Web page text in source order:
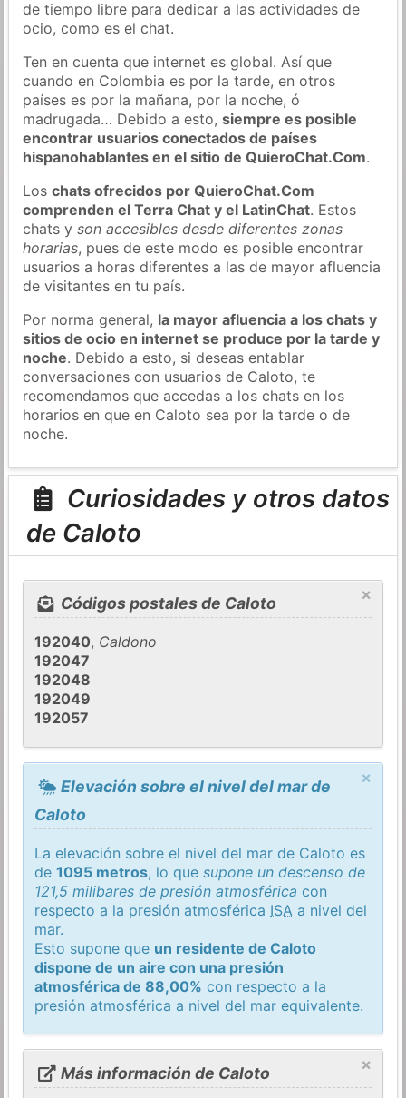
de tiempo libre para dedicar a las actividades de
ocio, como es el chat.
Ten en cuenta que internet es global. Así que
cuando en Colombia es por la tarde, en otros
países es por la mañana, por la noche, ó
madrugada… Debido a esto,siempre es posible
encontrar usuarios conectados de países
hispanohablantes en el sitio de QuieroChat.Com.
Loschats ofrecidos por QuieroChat.Com
comprenden el Terra Chat y el LatinChat. Estos
chats yson accesibles desde diferentes zonas
horarias, pues de este modo es posible encontrar
usuarios a horas diferentes a las de mayor afluencia
de visitantes en tu país.
Por norma general, la mayor afluencia a los chats y
sitios de ocio en internet se produce por la tarde y
noche. Debido a esto, si deseas entablar
conversaciones con usuarios de Caloto, te
recomendamos que accedas a los chats en los
horarios en que en Caloto sea por la tarde o de
noche.
Curiosidades y otros datos
de Caloto
×
Códigos postales de Caloto
192040, Caldono
192047
192048
192049
192057
×
Elevación sobre el nivel del mar de
Caloto
La elevación sobre el nivel del mar de Caloto es
de1095 metros, lo quesupone un descenso de
121,5 milibares de presión atmosférica con
respecto a la presión atmosférica ISA a nivel del
mar.
Esto supone que un residente de Caloto
dispone de un aire con una presión
atmosférica de 88,00% con respecto a la
presión atmosférica a nivel del mar equivalente.
×
Más información de Caloto